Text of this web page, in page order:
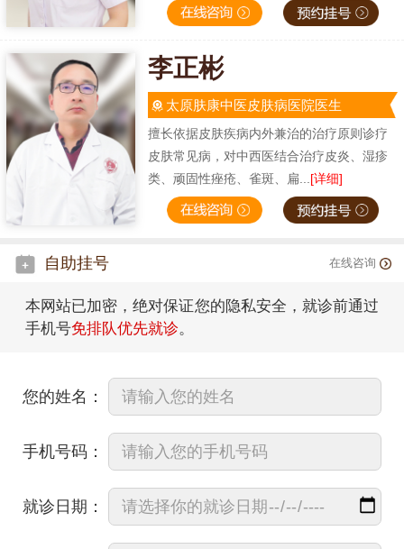
李正彬
太原肤康中医皮肤病医院医生
擅长依据皮肤疾病内外兼治的治疗原则诊疗
皮肤常见病，对中西医结合治疗皮炎、湿疹
类、顽固性痤疮、雀斑、扁...[详细]
自助挂号 在线咨询
本网站已加密，绝对保证您的隐私安全，就诊前通过
手机号免排队优先就诊。
您的姓名：
手机号码：
就诊日期：